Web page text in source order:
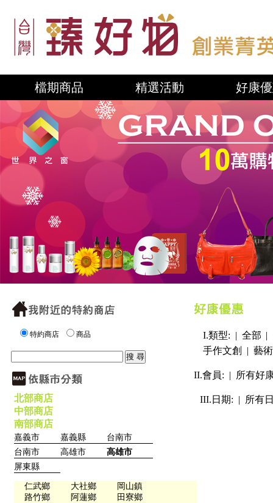
檔期商品 精選活動 好康
特約商店 商品
北部商店
中部商店
南部商店
嘉義市 嘉義縣
台南市
台南市
高雄市
高雄市
屏東縣
仁武鄉 大社鄉
岡山鎮
路竹鄉
阿蓮鄉
田寮鄉
I.類型: | 全部 |
手作文創
| 藝
II.會員: | 所有好
III.日期: | 所有